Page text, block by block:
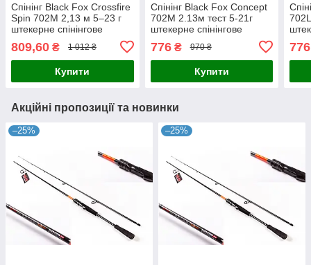
Спінінг Black Fox Crossfire
Spin 702M 2,13 м 5–23 г
штекерне спінінгове
809,60 ₴ 1 012 ₴
Купити
Спінінг Black Fox Concept
702M 2.13м тест 5-21г
штекерне спінінгове
776₴ 970 ₴
Купити
776
Акційні пропозиції та новинки
–25% –25%